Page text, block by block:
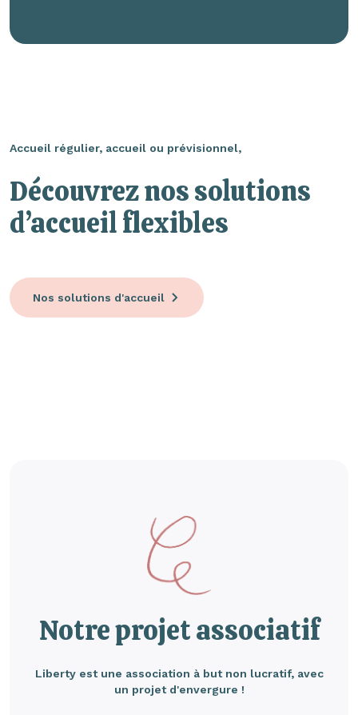
Accueil régulier, accueil ou prévisionnel,
Découvrez nos solutions
d’accueil flexibles
Nos solutions d'accueil
Notre projet associatif
Liberty est une association à but non lucratif, avec
un projet d'envergure !